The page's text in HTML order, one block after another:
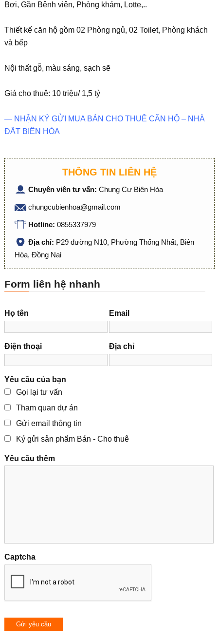
Bơi, Gần Bệnh viện, Phòng khám, Lotte,..
Thiết kế căn hộ gồm 02 Phòng ngủ, 02 Toilet, Phòng khách
và bếp
Nội thất gỗ, màu sáng, sạch sẽ
Giá cho thuê: 10 triệu/ 1,5 tỷ
— NHẬN KÝ GỬI MUA BÁN CHO THUÊ CĂN HỘ – NHÀ
ĐẤT BIÊN HÒA
THÔNG TIN LIÊN HỆ
Chuyên viên tư vấn: Chung Cư Biên Hòa
chungcubienhoa@gmail.com
Hotline: 0855337979
Địa chỉ: P29 đường N10, Phường Thống Nhất, Biên
Hòa, Đồng Nai
Form liên hệ nhanh
Họ tên Email
Điện thoại Địa chỉ
Yêu cầu của bạn
Gọi lại tư vấn
Tham quan dự án
Gửi email thông tin
Ký gửi sản phẩm Bán - Cho thuê
Yêu cầu thêm
Captcha